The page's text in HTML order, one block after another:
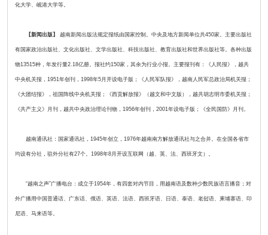
化大学、岘港大学等。
【新闻出版】 越南新闻出版法规定报纸由国家控制。中央及地方新闻单位共450家。主要出版社
有国家政治出版社、文化出版社、文学出版社、科技出版社、教育出版社和世界出版社等。各种出版
物13515种，年发行量2.18亿册。报社约150家，其余为行业小报。主要报刊有：《人民报》，越共
中央机关报，1951年创刊，1998年5月开设电子版；《人民军队报》，越南人民军总政治局机关报；
《大团结报》，祖国阵线中央机关报；《西贡解放报》（越文和中文版），越共胡志明市委机关报；
《共产主义》月刊，越共中央政治理论刊物，1956年创刊，2001年设电子版；《全民国防》月刊。
越南通讯社：国家通讯社，1945年创立，1976年越南南方解放通讯社与之合并。在全国各省市
均设有分社，驻外分社有27个。1998年8月开设互联网（越、英、法、西班牙文）。
“越南之声”广播电台：成立于1954年，有四套对内节目，用越南语及数种少数民族语言播音；对
外广播用中国普通话、广东话、俄语、英语、法语、西班牙语、日语、泰语、老挝语、柬埔寨语、印
尼语、马来语等。